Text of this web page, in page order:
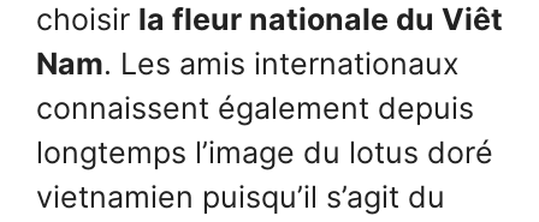
choisir la fleur nationale du Viêt
Nam. Les amis internationaux
connaissent également depuis
longtemps l’image du lotus doré
vietnamien puisqu’il s’agit du